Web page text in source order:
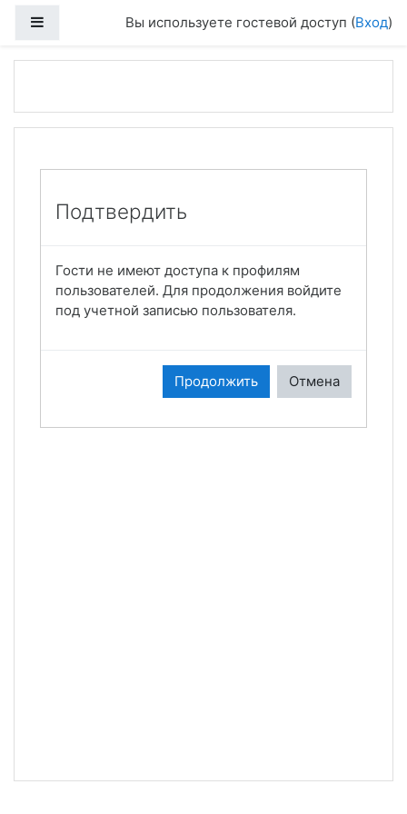
Боковая панельВы используете гостевой доступ (Вход)
Подтвердить
Гости не имеют доступа к профилям
пользователей. Для продолжения войдите
под учетной записью пользователя.
Продолжить Отмена